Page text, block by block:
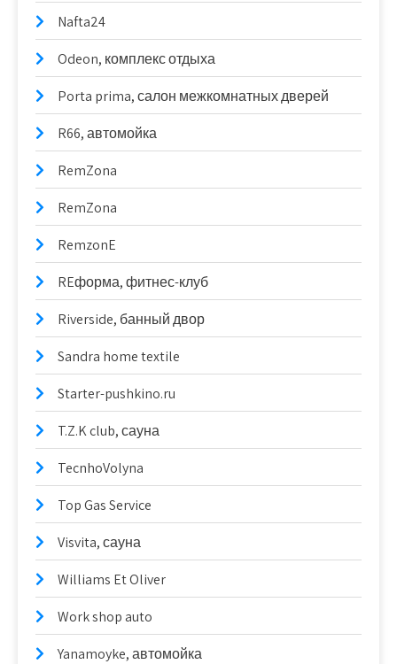
Nafta24
Odeon, комплекс отдыха
Porta prima, салон межкомнатных дверей
R66, автомойка
RemZona
RemZona
RemzonE
REформа, фитнес-клуб
Riverside, банный двор
Sandra home textile
Starter-pushkino.ru
T.Z.K club, сауна
TecnhoVolyna
Top Gas Service
Visvita, сауна
Williams Et Oliver
Work shop auto
Yanamoyke, автомойка